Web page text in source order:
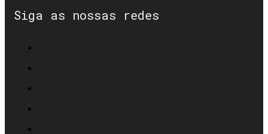
Siga as nossas redes